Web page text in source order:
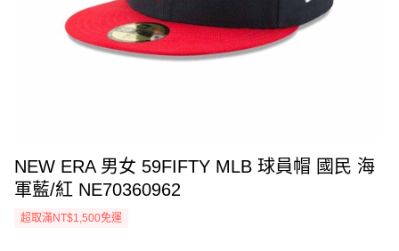
NEW ERA 男女 59FIFTY MLB 球員帽 國民 海
軍藍/紅 NE70360962
超取滿NT$1,500免運